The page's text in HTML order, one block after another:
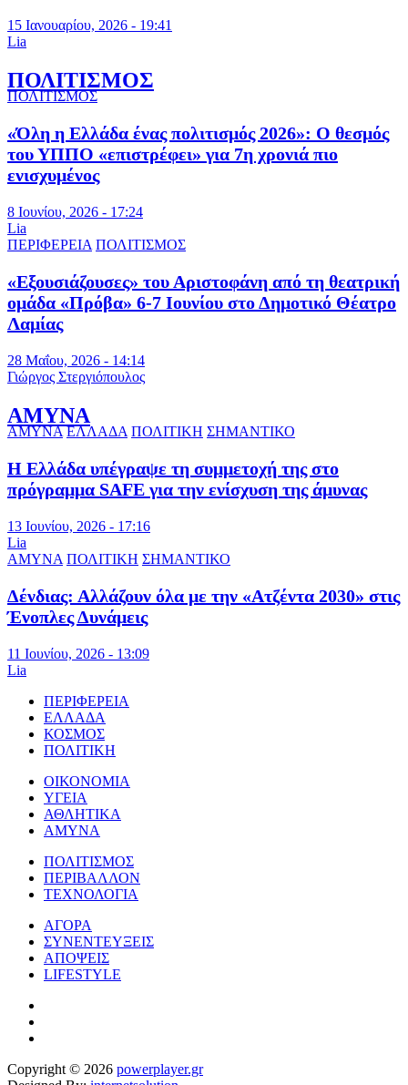
15 Ιανουαρίου, 2026 - 19:41
Lia
ΠΟΛΙΤΙΣΜΟΣ
ΠΟΛΙΤΙΣΜΟΣ
«Όλη η Ελλάδα ένας πολιτισμός 2026»: Ο θεσμός
του ΥΠΠΟ «επιστρέφει» για 7η χρονιά πιο
ενισχυμένος
8 Ιουνίου, 2026 - 17:24
Lia
ΠΕΡΙΦΕΡΕΙΑ ΠΟΛΙΤΙΣΜΟΣ
«Εξουσιάζουσες» του Αριστοφάνη από τη θεατρική
ομάδα «Πρόβα» 6-7 Ιουνίου στο Δημοτικό Θέατρο
Λαμίας
28 Μαΐου, 2026 - 14:14
Γιώργος Στεργιόπουλος
ΑΜΥΝΑ
ΑΜΥΝΑ ΕΛΛΑΔΑ ΠΟΛΙΤΙΚΗ ΣΗΜΑΝΤΙΚΟ
Η Ελλάδα υπέγραψε τη συμμετοχή της στο
πρόγραμμα SAFE για την ενίσχυση της άμυνας
13 Ιουνίου, 2026 - 17:16
Lia
ΑΜΥΝΑ ΠΟΛΙΤΙΚΗ ΣΗΜΑΝΤΙΚΟ
Δένδιας: Αλλάζουν όλα με την «Ατζέντα 2030» στις
Ένοπλες Δυνάμεις
11 Ιουνίου, 2026 - 13:09
Lia
ΠΕΡΙΦΕΡΕΙΑ
ΕΛΛΑΔΑ
ΚΟΣΜΟΣ
ΠΟΛΙΤΙΚΗ
ΟΙΚΟΝΟΜΙΑ
ΥΓΕΙΑ
ΑΘΛΗΤΙΚΑ
ΑΜΥΝΑ
ΠΟΛΙΤΙΣΜΟΣ
ΠΕΡΙΒΑΛΛΟΝ
ΤΕΧΝΟΛΟΓΙΑ
ΑΓΟΡΑ
ΣΥΝΕΝΤΕΥΞΕΙΣ
ΑΠΟΨΕΙΣ
LIFESTYLE
Copyright © 2026 powerplayer.gr